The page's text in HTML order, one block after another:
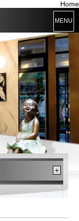
MENU
Home
+